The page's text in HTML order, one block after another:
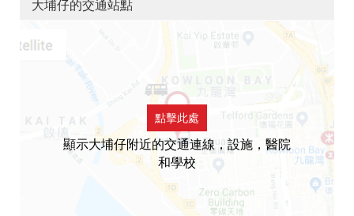
大埔仔的交通站點
點擊此處
顯示大埔仔附近的交通連線，設施，醫院
和學校